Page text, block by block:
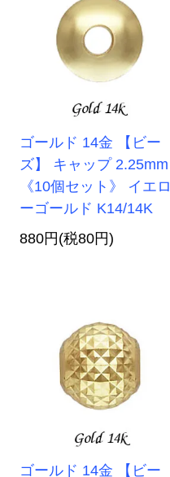
ゴールド 14金 【ビー
ズ】 キャップ 2.25mm
《10個セット》 イエロ
ーゴールド K14/14K
880円(税80円)
ゴールド 14金 【ビー